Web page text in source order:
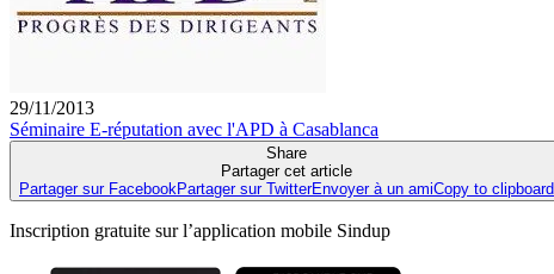
29/11/2013
Séminaire E-réputation avec l'APD à Casablanca
Share
Partager cet article
Partager sur Facebook Partager sur TwitterEnvoyer à un amiCopy to clipboard
Inscription gratuite sur l’application mobile Sindup